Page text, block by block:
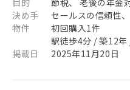
目的
節税、 老後の年金
決め手
セールスの信頼性
物件
初回購入1件
駅徒歩4分 / 築12
掲載日
2025年11月20日